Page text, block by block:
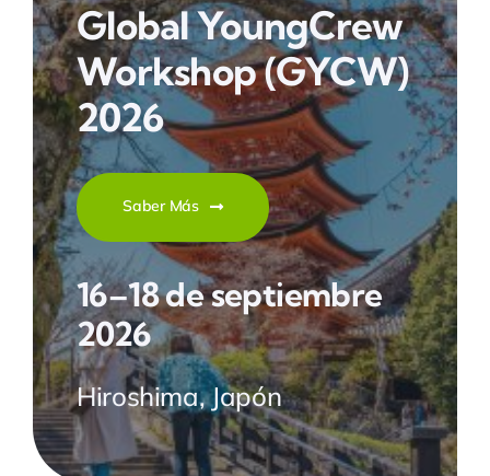
Global YoungCrew
Workshop(GYCW)
2026
Saber Más
16–18 de septiembre
2026
Hiroshima, Japón